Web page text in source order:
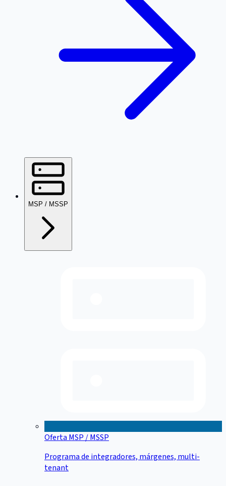
MSP / MSSP
Oferta MSP / MSSP
Programa de integradores, márgenes, multi-
tenant